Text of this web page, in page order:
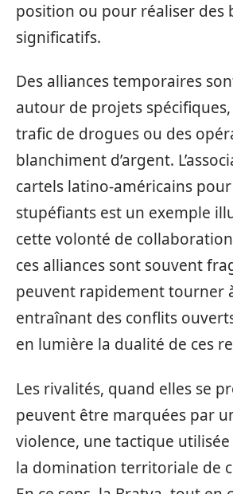
position ou pour réaliser des
significatifs.
Des alliances temporaires
autour de projets
trafic de drogues ou des
blanchiment d’argent.
cartels latino-américains
stupéfiants est un exemple
cette volonté de
ces alliances sont souvent
peuvent rapidement tourner
entraînant des conflits
en lumière la dualité de ces
Les rivalités, quand elles se
peuvent être marquées par
violence, une tactique
la domination territoriale de